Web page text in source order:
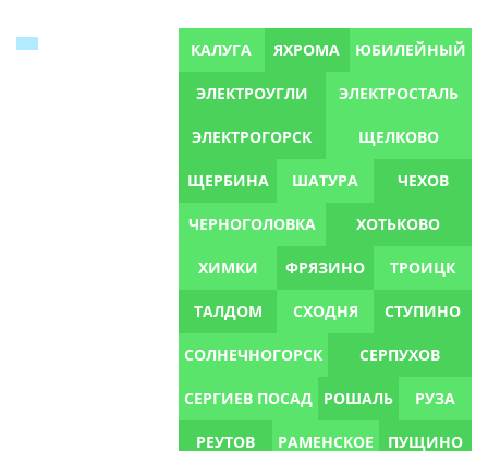
КАЛУГА ЯХРОМА ЮБИЛЕЙНЫЙ
ЭЛЕКТРОУГЛИ ЭЛЕКТРОСТАЛЬ
ЭЛЕКТРОГОРСК ЩЕЛКОВО
ЩЕРБИНА ШАТУРА ЧЕХОВ
ЧЕРНОГОЛОВКА ХОТЬКОВО
ХИМКИ ФРЯЗИНО ТРОИЦК
ТАЛДОМ СХОДНЯ СТУПИНО
СОЛНЕЧНОГОРСК СЕРПУХОВ
СЕРГИЕВ ПОСАД РОШАЛЬ РУЗА
РЕУТОВ РАМЕНСКОЕ ПУЩИНО